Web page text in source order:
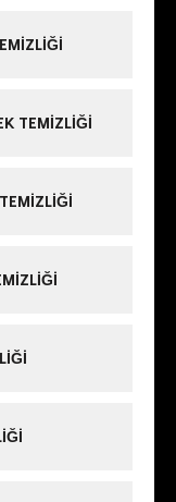
TEMIZLIĞI